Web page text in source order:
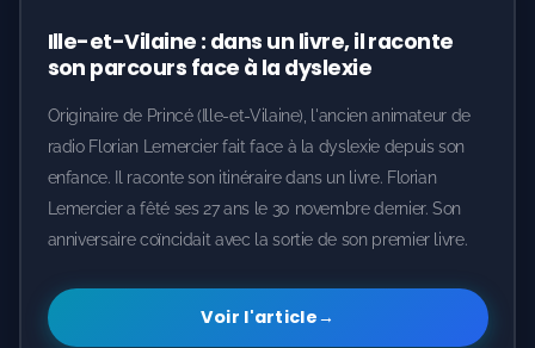
Ille-et-Vilaine : dans un livre, il raconte
son parcours face à la dyslexie
Originaire de Princé (Ille-et-Vilaine), l'ancien animateur de
radio Florian Lemercier fait face à la dyslexie depuis son
enfance. Il raconte son itinéraire dans un livre. Florian
Lemercier a fêté ses 27 ans le 30 novembre dernier. Son
anniversaire coïncidait avec la sortie de son premier livre.
Voir l'article→